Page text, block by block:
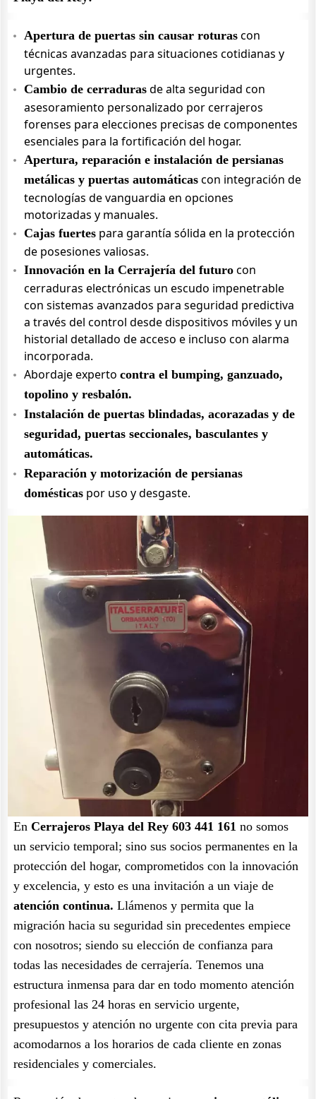
Apertura de puertas sin causar roturas con
técnicas avanzadas para situaciones cotidianas y
urgentes.
Cambio de cerraduras de alta seguridad con
asesoramiento personalizado por cerrajeros
forenses para elecciones precisas de componentes
esenciales para la fortificación del hogar.
Apertura, reparación e instalación de persianas
metálicas y puertas automáticas con integración de
tecnologías de vanguardia en opciones
motorizadas y manuales.
Cajas fuertes para garantía sólida en la protección
de posesiones valiosas.
Innovación en la Cerrajería del futuro con
cerraduras electrónicas un escudo impenetrable
con sistemas avanzados para seguridad predictiva
a través del control desde dispositivos móviles y un
historial detallado de acceso e incluso con alarma
incorporada.
Abordaje experto contra el bumping, ganzuado,
topolino y resbalón.
Instalación de puertas blindadas, acorazadas y de
seguridad, puertas seccionales, basculantes y
automáticas.
Reparación y motorización de persianas
domésticas por uso y desgaste.
En Cerrajeros Playa del Rey 603 441 161 no somos
un servicio temporal; sino sus socios permanentes en la
protección del hogar, comprometidos con la innovación
y excelencia, y esto es una invitación a un viaje de
atención continua. Llámenos y permita que la
migración hacia su seguridad sin precedentes empiece
con nosotros; siendo su elección de confianza para
todas las necesidades de cerrajería. Tenemos una
estructura inmensa para dar en todo momento atención
profesional las 24 horas en servicio urgente,
presupuestos y atención no urgente con cita previa para
acomodarnos a los horarios de cada cliente en zonas
residenciales y comerciales.